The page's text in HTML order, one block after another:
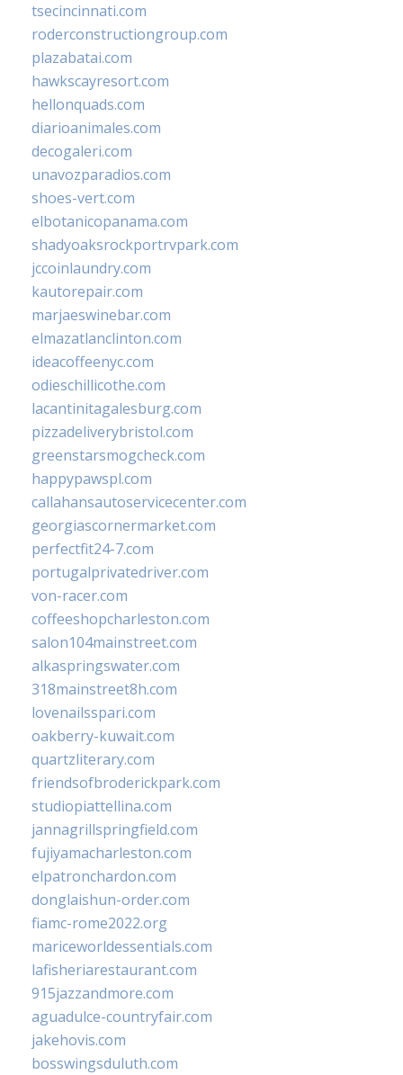
tsecincinnati.com
roderconstructiongroup.com
plazabatai.com
hawkscayresort.com
hellonquads.com
diarioanimales.com
decogaleri.com
unavozparadios.com
shoes-vert.com
elbotanicopanama.com
shadyoaksrockportrvpark.com
jccoinlaundry.com
kautorepair.com
marjaeswinebar.com
elmazatlanclinton.com
ideacoffeenyc.com
odieschillicothe.com
lacantinitagalesburg.com
pizzadeliverybristol.com
greenstarsmogcheck.com
happypawspl.com
callahansautoservicecenter.com
georgiascornermarket.com
perfectfit24-7.com
portugalprivatedriver.com
von-racer.com
coffeeshopcharleston.com
salon104mainstreet.com
alkaspringswater.com
318mainstreet8h.com
lovenailsspari.com
oakberry-kuwait.com
quartzliterary.com
friendsofbroderickpark.com
studiopiattellina.com
jannagrillspringfield.com
fujiyamacharleston.com
elpatronchardon.com
donglaishun-order.com
fiamc-rome2022.org
mariceworldessentials.com
lafisheriarestaurant.com
915jazzandmore.com
aguadulce-countryfair.com
jakehovis.com
bosswingsduluth.com